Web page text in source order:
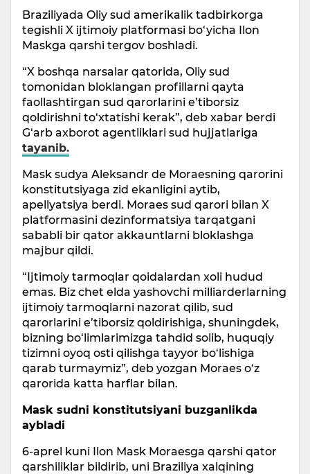
Braziliyada Oliy sud amerikalik tadbirkorga
tegishli X ijtimoiy platformasi bo‘yicha Ilon
Maskga qarshi tergov boshladi.
“X boshqa narsalar qatorida, Oliy sud
tomonidan bloklangan profillarni qayta
faollashtirgan sud qarorlarini e’tiborsiz
qoldirishni to‘xtatishi kerak”, deb xabar berdi
G‘arb axborot agentliklari sud hujjatlariga
tayanib.
Mask sudya Aleksandr de Moraesning qarorini
konstitutsiyaga zid ekanligini aytib,
apellyatsiya berdi. Moraes sud qarori bilan X
platformasini dezinformatsiya tarqatgani
sababli bir qator akkauntlarni bloklashga
majbur qildi.
“Ijtimoiy tarmoqlar qoidalardan xoli hudud
emas. Biz chet elda yashovchi milliarderlarning
ijtimoiy tarmoqlarni nazorat qilib, sud
qarorlarini e’tiborsiz qoldirishiga, shuningdek,
bizning bo‘limlarimizga tahdid solib, huquqiy
tizimni oyoq osti qilishga tayyor bo‘lishiga
qarab turmaymiz”, deb yozgan Moraes o‘z
qarorida katta harflar bilan.
Mask sudni konstitutsiyani buzganlikda
aybladi
6-aprel kuni Ilon Mask Moraesga qarshi qator
qarshiliklar bildirib, uni Braziliya xalqining